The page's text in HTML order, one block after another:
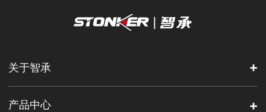
关于智承
产品中心